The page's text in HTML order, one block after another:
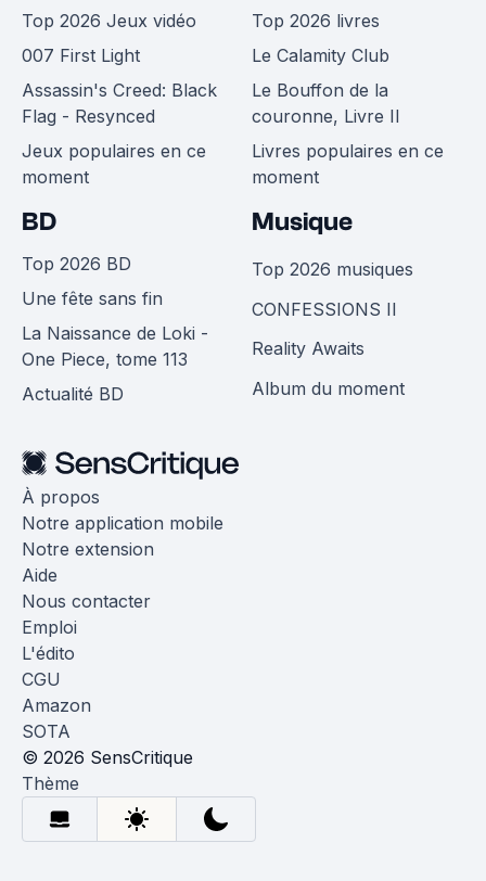
Top 2026 Jeux vidéo
007 First Light
Assassin's Creed: Black
Flag - Resynced
Jeux populaires en ce
moment
Top 2026 livres
Le Calamity Club
Le Bouffon de la
couronne, Livre II
Livres populaires en ce
moment
BD
Top 2026 BD
Une fête sans fin
La Naissance de Loki -
One Piece, tome 113
Actualité BD
Musique
Top 2026 musiques
CONFESSIONS II
Reality Awaits
Album du moment
À propos
Notre application mobile
Notre extension
Aide
Nous contacter
Emploi
L'édito
CGU
Amazon
SOTA
© 2026 SensCritique
Thème